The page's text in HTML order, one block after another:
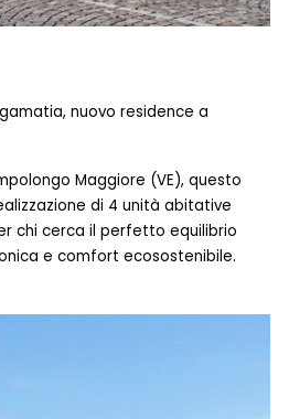
nuovo residence a
Maggiore (VE), questo
di 4 unità abitative
chi cerca il perfetto equilibrio
e comfort ecosostenibile.